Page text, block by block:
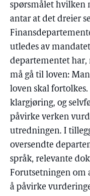
spørsmålet hvilken
antar at det dreier
utledes av
departementet har,
må gå til loven:
loven skal
klargjøring, og
påvirke verken
utredningen. I
oversendte
språk, relevante
Forutsetningen om
å påvirke